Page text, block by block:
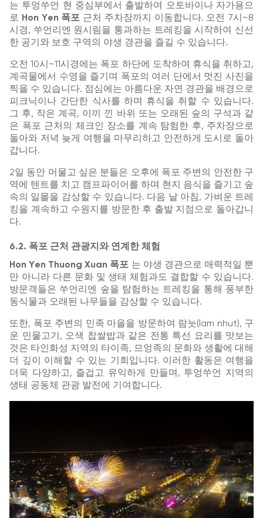
는 투엉쑤언 현 중심부에서 출발하여 오토바이나 자가용으
로 Hon Yen 폭포 근처 주차장까지 이동합니다. 오전 7시~8
시경, 쑤언리엔 원시림을 통과하는 트레킹을 시작하여 신선
한 공기와 보호 구역의 야생 경관을 즐길 수 있습니다.
오전 10시~11시경에는 폭포 하단에 도착하여 휴식을 취하고,
계곡물에서 수영을 즐기며 폭포의 여러 단에서 멋진 사진을
찍을 수 있습니다. 점심에는 아름다운 자연 경관을 배경으로
피크닉이나 간단한 식사를 하며 휴식을 취할 수 있습니다.
그 후, 작은 계곡, 이끼 낀 바위 또는 오래된 숲의 구석과 같
은 폭포 근처의 체크인 장소를 계속 탐험한 후, 주차장으로
돌아와 저녁 늦게 여행을 마무리하고 안전하게 도시로 돌아
갑니다.
2일 동안 머물고 싶은 분들은 오후에 폭포 주변의 안전한 구
역에 텐트를 치고 캠프파이어를 하며 현지 음식을 즐기고 숲
속의 일몰을 감상할 수 있습니다. 다음 날 아침, 가벼운 트레
킹을 계속하고 수원지를 방문한 후 출발 지점으로 돌아갑니
다.
6.2. 폭포 근처 관광지와 연계한 체험
Hon Yen Thuong Xuan 폭포 는 야생 경관으로 매력적일 뿐
만 아니라 다른 문화 및 생태 체험과도 결합할 수 있습니다.
방문객들은 쑤언리엔 숲을 탐험하는 트레킹을 통해 풍부한
동식물과 오래된 나무들을 감상할 수 있습니다.
또한, 폭포 주변의 민족 마을을 방문하여 람늣(lam nhut), 구
운 민물고기, 오색 찹쌀밥과 같은 전통 특선 요리를 맛보는
것은 타인화성 지역의 타이족, 므엉족의 문화와 생활에 대해
더 깊이 이해할 수 있는 기회입니다. 이러한 활동은 여행을
더욱 다양하고, 즐겁고 유익하게 만들며, 투엉쑤언 지역의
생태 공동체 관광 발전에 기여합니다.